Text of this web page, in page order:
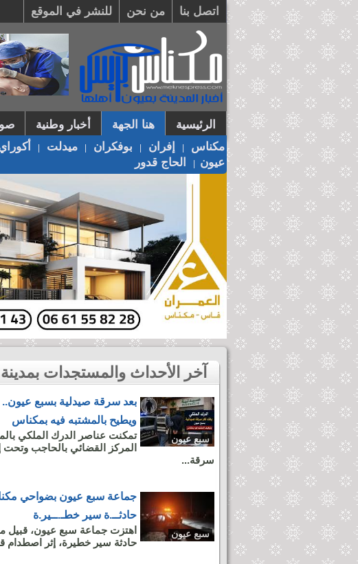
اتصل بنا من نحن للنشر في الموقع
الرئيسية
هنا الجهة
مكناس
إفران بوفكران ميدلت
عيون
الحاج قدور
أخبار وطنية
سبع عيون
بعد سرقة صيدلية بسبع عيون..
ويطيح بالمشتبه فيه بمكناس
تمكنت عناصر الدرك الملكي
المركز القضائي بالحاجب وتحت
سرقة...
سبع عيون
جماعة سبع عيون بضواحي
حادثــ.ة سير خطـ.ــير.ة
اهتزت جماعة سبع عيون، قبيل
حادثة سير خطيرة، إثر